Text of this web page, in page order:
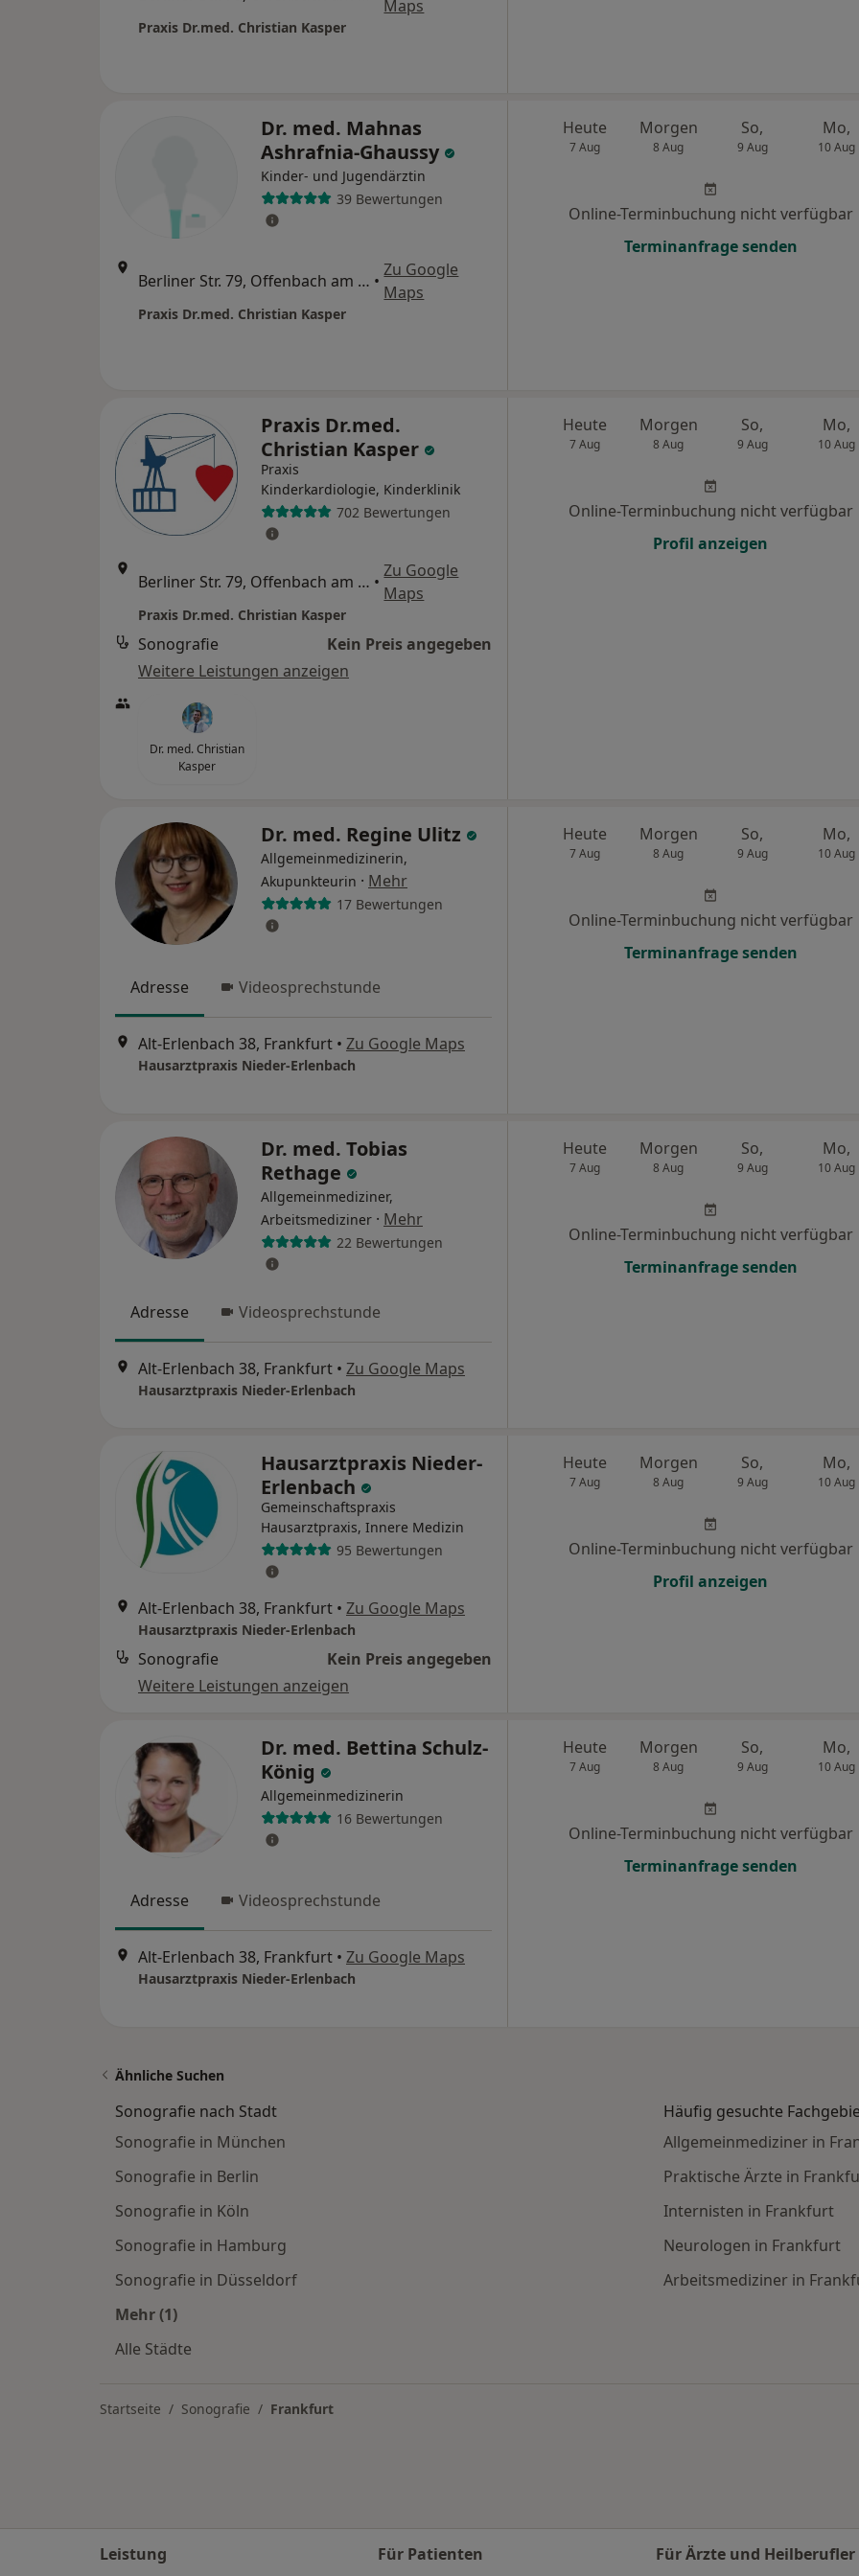
Maps
Praxis Dr.med. Christian Kasper
Dr. med. Mahnas
Ashrafnia-Ghaussy
Kinder- und Jugendärztin
39 Bewertungen
Berliner Str. 79, Offenbach am Main •
Zu Google
Maps
Praxis Dr.med. Christian Kasper
Heute
7 Aug
Morgen
8 Aug
So,
9 Aug
Mo,
10 Aug
Online-Terminbuchung nicht verfügbar
Terminanfrage senden
Praxis Dr.med.
Christian Kasper
Praxis
Kinderkardiologie, Kinderklinik
702 Bewertungen
Berliner Str. 79, Offenbach am Main •
Zu Google
Maps
Praxis Dr.med. Christian Kasper
Sonografie
Kein Preis angegeben
Weitere Leistungen anzeigen
Dr. med. Christian
Kasper
Heute
7 Aug
Morgen
8 Aug
So,
9 Aug
Mo,
10 Aug
Online-Terminbuchung nicht verfügbar
Profil anzeigen
Dr. med. Regine Ulitz
Allgemeinmedizinerin,
Akupunkteurin · Mehr
17 Bewertungen
Adresse Videosprechstunde
Alt-Erlenbach 38, Frankfurt • Zu Google Maps
Hausarztpraxis Nieder-Erlenbach
Heute
7 Aug
Morgen
8 Aug
So,
9 Aug
Mo,
10 Aug
Online-Terminbuchung nicht verfügbar
Terminanfrage senden
Dr. med. Tobias
Rethage
Allgemeinmediziner,
Arbeitsmediziner · Mehr
22 Bewertungen
Adresse Videosprechstunde
Alt-Erlenbach 38, Frankfurt • Zu Google Maps
Hausarztpraxis Nieder-Erlenbach
Heute
7 Aug
Morgen
8 Aug
So,
9 Aug
Mo,
10 Aug
Online-Terminbuchung nicht verfügbar
Terminanfrage senden
Hausarztpraxis Nieder-
Erlenbach
Gemeinschaftspraxis
Hausarztpraxis, Innere Medizin
95 Bewertungen
Alt-Erlenbach 38, Frankfurt • Zu Google Maps
Hausarztpraxis Nieder-Erlenbach
Sonografie
Kein Preis angegeben
Weitere Leistungen anzeigen
Heute
7 Aug
Morgen
8 Aug
So,
9 Aug
Mo,
10 Aug
Online-Terminbuchung nicht verfügbar
Profil anzeigen
Dr. med. Bettina Schulz-
König
Allgemeinmedizinerin
16 Bewertungen
Adresse Videosprechstunde
Alt-Erlenbach 38, Frankfurt • Zu Google Maps
Hausarztpraxis Nieder-Erlenbach
Heute
7 Aug
Morgen
8 Aug
So,
9 Aug
Mo,
10 Aug
Online-Terminbuchung nicht verfügbar
Terminanfrage senden
Ähnliche Suchen
Sonografie nach Stadt
Sonografie in München
Sonografie in Berlin
Sonografie in Köln
Sonografie in Hamburg
Sonografie in Düsseldorf
Mehr (1)
Alle Städte
Häufig gesuchte
Allgemeinmediziner in
Praktische Ärzte in
Internisten in Frankfurt
Neurologen in Frankfurt
Arbeitsmediziner in
Startseite Sonografie Frankfurt
Leistung Für Patienten Für Ärzte und Heilberufler